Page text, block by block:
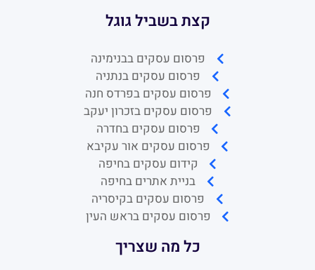
קצת בשביל גוגל
פרסום עסקים בבנימינה
פרסום עסקים בנתניה
פרסום עסקים בפרדס חנה
פרסום עסקים בזכרון יעקב
פרסום עסקים בחדרה
פרסום עסקים אור עקיבא
קידום עסקים בחיפה
בניית אתרים בחיפה
פרסום עסקים בקיסריה
פרסום עסקים בראש העין
כל מה שצריך